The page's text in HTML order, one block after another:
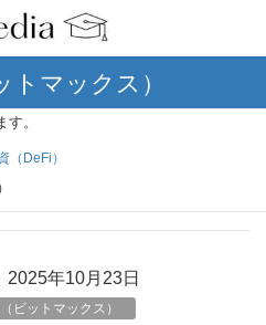
トマックス）
。
（DeFi）
2025年10月23日
ビットマックス）